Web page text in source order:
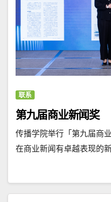
联系
第九届商业新闻奖
传播学院举行「第九届商
在商业新闻有卓越表现的